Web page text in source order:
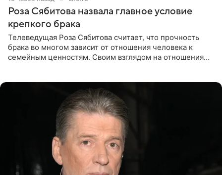
Роза Сябитова назвала главное условие
крепкого брака
Телеведущая Роза Сябитова считает, что прочность
брака во многом зависит от отношения человека к
семейным ценностям. Своим взглядом на отношения